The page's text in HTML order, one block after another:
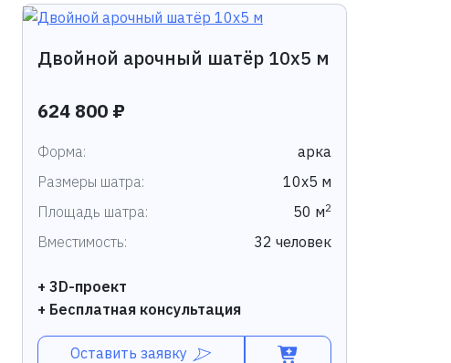
Двойной арочный шатёр 10х5 м
624 800 ₽
Форма:
арка
Размеры шатра:
10х5 м
Площадь шатра:
50 м2
Вместимость: 32 человек
+ 3D-проект
+ Бесплатная консультация
Оставить заявку